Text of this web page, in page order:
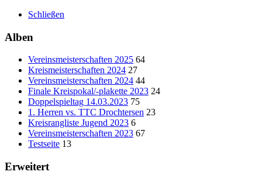
Schließen
Alben
Vereinsmeisterschaften 2025 64
Kreismeisterschaften 2024 27
Vereinsmeisterschaften 2024 44
Finale Kreispokal/-plakette 2023 24
Doppelspieltag 14.03.2023 75
1. Herren vs. TTC Drochtersen 23
Kreisrangliste Jugend 2023 6
Vereinsmeisterschaften 2023 67
Testseite 13
Erweitert